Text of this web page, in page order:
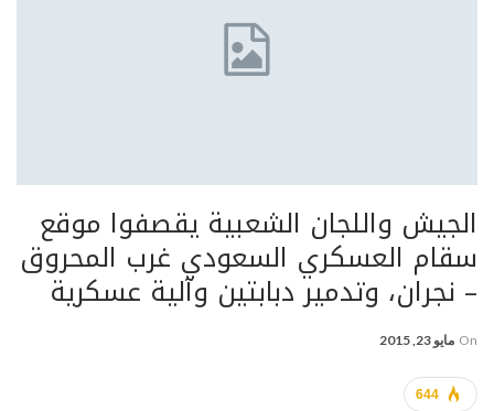
الجيش واللجان الشعبية يقصفوا موقع
سقام العسكري السعودي غرب المحروق
– نجران، وتدمير دبابتين وآلية عسكرية
On مايو 23, 2015
644